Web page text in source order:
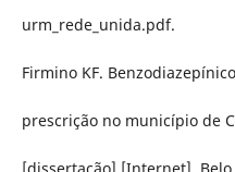
urm_rede_unida.pdf.
Firmino KF.
prescrição no município de